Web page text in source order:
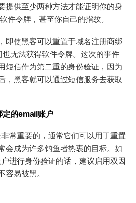
提供至少两种方法才能证明你的身
件令牌，甚至你自己的指纹。
即使黑客可以重置于域名注册商绑
也无法获得软件令牌。这次的事件
短信作为第二重的身份验证，因为
，黑客就可以通过短信服务去获取
定的email账户
常重要的，通常它们可以用于重置
会成为许多钓鱼者热衷的目标。如
进行身份验证的话，建议启用双因
容易被黑。